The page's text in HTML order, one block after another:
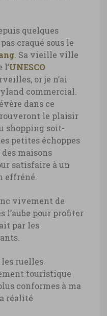
quelques
craqué sous le
. Sa vieille ville
l’UNESCO
or je n’ai
commercial.
dans ce
le plaisir
shopping soit-
petites échoppes
maisons
satisfaire à un
effréné.
vivement de
pour profiter
par les
les ruelles
touristique
conformes à ma
réalité